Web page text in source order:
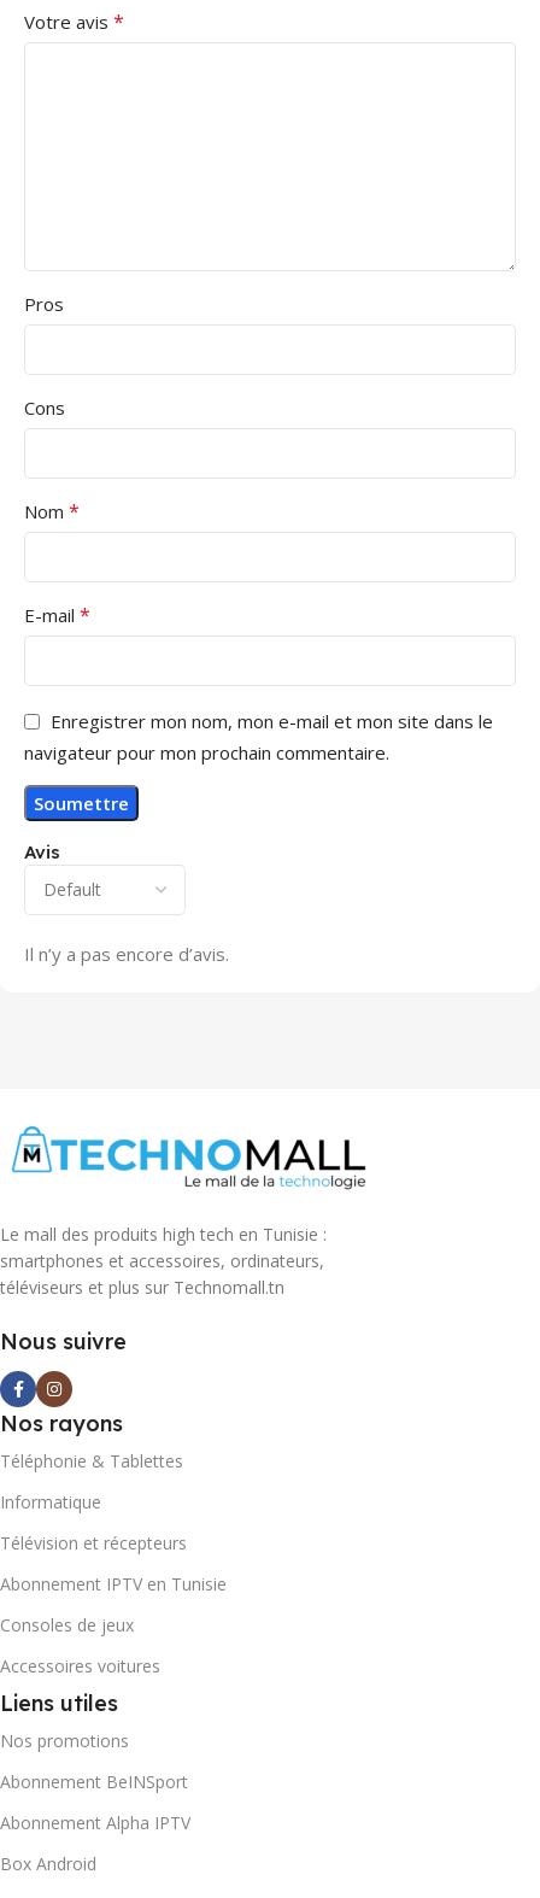
Avis
Il n’y a pas encore d’avis.
Votre avis *
Pros
Cons
Nom *
E-mail *
Enregistrer mon nom, mon e-mail et mon site dans le
navigateur pour mon prochain commentaire.
Le mall des produits high tech en Tunisie :
smartphones et accessoires, ordinateurs,
téléviseurs et plus sur Technomall.tn
Nous suivre
Nos rayons
Téléphonie & Tablettes
Informatique
Télévision et récepteurs
Abonnement IPTV en Tunisie
Consoles de jeux
Accessoires voitures
Liens utiles
Nos promotions
Abonnement BeINSport
Abonnement Alpha IPTV
Box Android